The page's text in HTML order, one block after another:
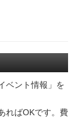
ベント情報」を
ればOKです。費